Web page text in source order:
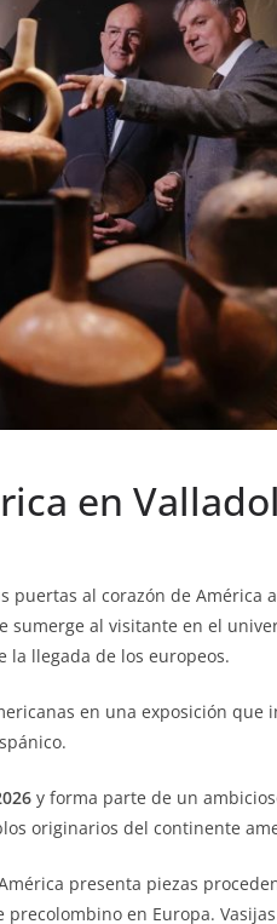
en
puertas al corazón de América
sumerge al visitante en el
la llegada de los europeos.
en una exposición que
y forma parte de un
originarios del continente
presenta piezas
en Europa.